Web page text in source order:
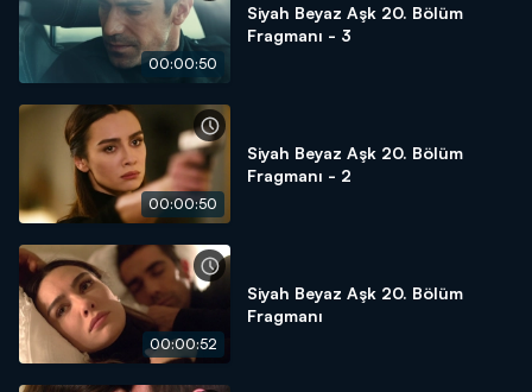
00:00:50
Siyah Beyaz Aşk 20. Bölüm
Fragmanı - 3
00:00:50
Siyah Beyaz Aşk 20. Bölüm
Fragmanı - 2
00:00:52
Siyah Beyaz Aşk 20. Bölüm
Fragmanı